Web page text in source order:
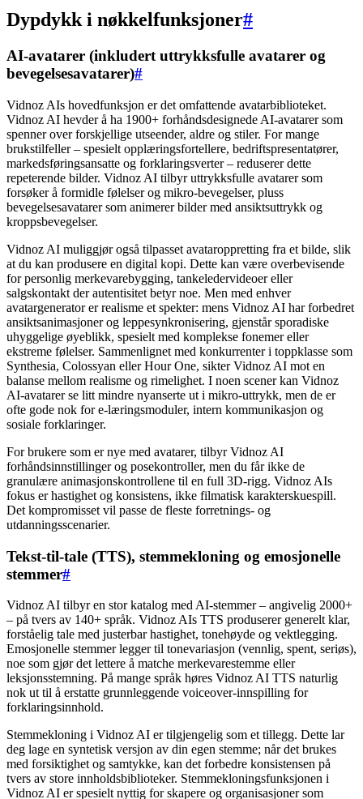
Dypdykk i nøkkelfunksjoner#
AI-avatarer (inkludert uttrykksfulle avatarer og
bevegelsesavatarer)#
Vidnoz AIs hovedfunksjon er det omfattende avatarbiblioteket.
Vidnoz AI hevder å ha 1900+ forhåndsdesignede AI-avatarer som
spenner over forskjellige utseender, aldre og stiler. For mange
brukstilfeller – spesielt opplæringsfortellere, bedriftspresentatører,
markedsføringsansatte og forklaringsverter – reduserer dette
repeterende bilder. Vidnoz AI tilbyr uttrykksfulle avatarer som
forsøker å formidle følelser og mikro-bevegelser, pluss
bevegelsesavatarer som animerer bilder med ansiktsuttrykk og
kroppsbevegelser.
Vidnoz AI muliggjør også tilpasset avataroppretting fra et bilde, slik
at du kan produsere en digital kopi. Dette kan være overbevisende
for personlig merkevarebygging, tankeledervideoer eller
salgskontakt der autentisitet betyr noe. Men med enhver
avatargenerator er realisme et spekter: mens Vidnoz AI har forbedret
ansiktsanimasjoner og leppesynkronisering, gjenstår sporadiske
uhyggelige øyeblikk, spesielt med komplekse fonemer eller
ekstreme følelser. Sammenlignet med konkurrenter i toppklasse som
Synthesia, Colossyan eller Hour One, sikter Vidnoz AI mot en
balanse mellom realisme og rimelighet. I noen scener kan Vidnoz
AI-avatarer se litt mindre nyanserte ut i mikro-uttrykk, men de er
ofte gode nok for e-læringsmoduler, intern kommunikasjon og
sosiale forklaringer.
For brukere som er nye med avatarer, tilbyr Vidnoz AI
forhåndsinnstillinger og posekontroller, men du får ikke de
granulære animasjonskontrollene til en full 3D-rigg. Vidnoz AIs
fokus er hastighet og konsistens, ikke filmatisk karakterskuespill.
Det kompromisset vil passe de fleste forretnings- og
utdanningsscenarier.
Tekst-til-tale (TTS), stemmekloning og emosjonelle
stemmer#
Vidnoz AI tilbyr en stor katalog med AI-stemmer – angivelig 2000+
– på tvers av 140+ språk. Vidnoz AIs TTS produserer generelt klar,
forståelig tale med justerbar hastighet, tonehøyde og vektlegging.
Emosjonelle stemmer legger til tonevariasjon (vennlig, spent, seriøs),
noe som gjør det lettere å matche merkevarestemme eller
leksjonsstemning. På mange språk høres Vidnoz AI TTS naturlig
nok ut til å erstatte grunnleggende voiceover-innspilling for
forklaringsinnhold.
Stemmekloning i Vidnoz AI er tilgjengelig som et tillegg. Dette lar
deg lage en syntetisk versjon av din egen stemme; når det brukes
med forsiktighet og samtykke, kan det forbedre konsistensen på
tvers av store innholdsbiblioteker. Stemmekloningsfunksjonen i
Vidnoz AI er spesielt nyttig for skapere og organisasjoner som